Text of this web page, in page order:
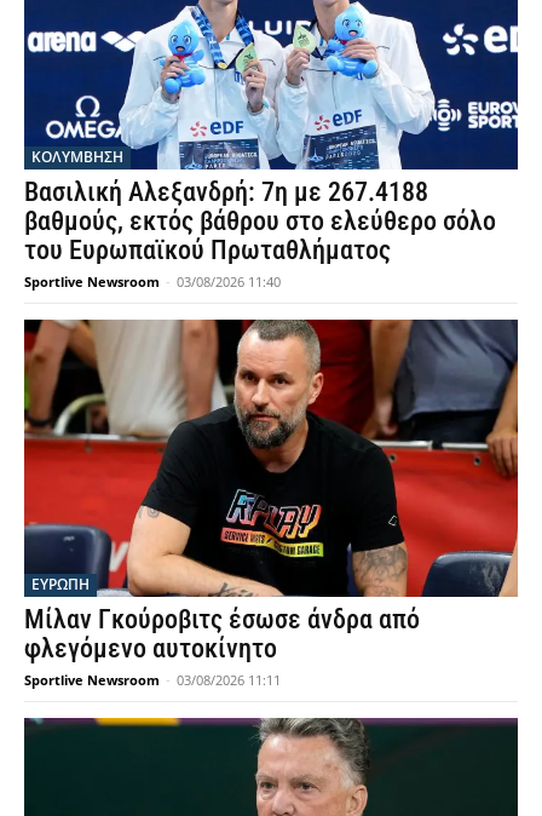
ΚΟΛΥΜΒΗΣΗ
Βασιλική Αλεξανδρή: 7η με 267.4188
βαθμούς, εκτός βάθρου στο ελεύθερο σόλο
του Ευρωπαϊκού Πρωταθλήματος
Sportlive Newsroom - 03/08/2026 11:40
ΕΥΡΩΠΗ
Μίλαν Γκούροβιτς έσωσε άνδρα από
φλεγόμενο αυτοκίνητο
Sportlive Newsroom - 03/08/2026 11:11